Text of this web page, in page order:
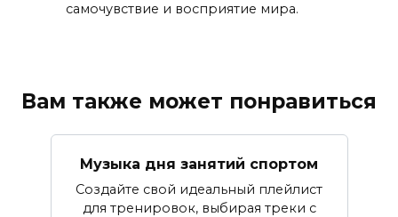
самочувствие и восприятие мира.
Вам также может понравиться
Музыка дня занятий спортом
Создайте свой идеальный плейлист
для тренировок, выбирая треки с